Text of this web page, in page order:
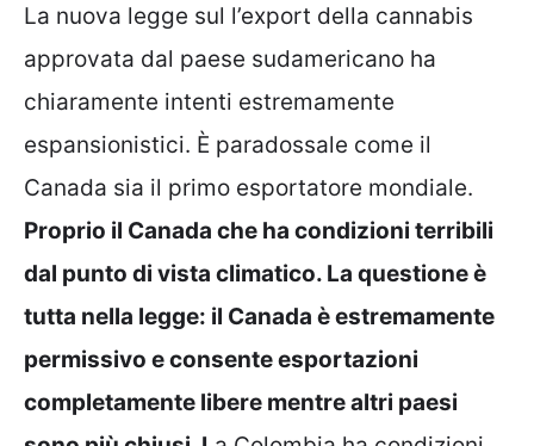
La nuova legge sul l’export della cannabis
approvata dal paese sudamericano ha
chiaramente intenti estremamente
espansionistici. È paradossale come il
Canada sia il primo esportatore mondiale.
Proprio il Canada che ha condizioni terribili
dal punto di vista climatico. La questione è
tutta nella legge: il Canada è estremamente
permissivo e consente esportazioni
completamente libere mentre altri paesi